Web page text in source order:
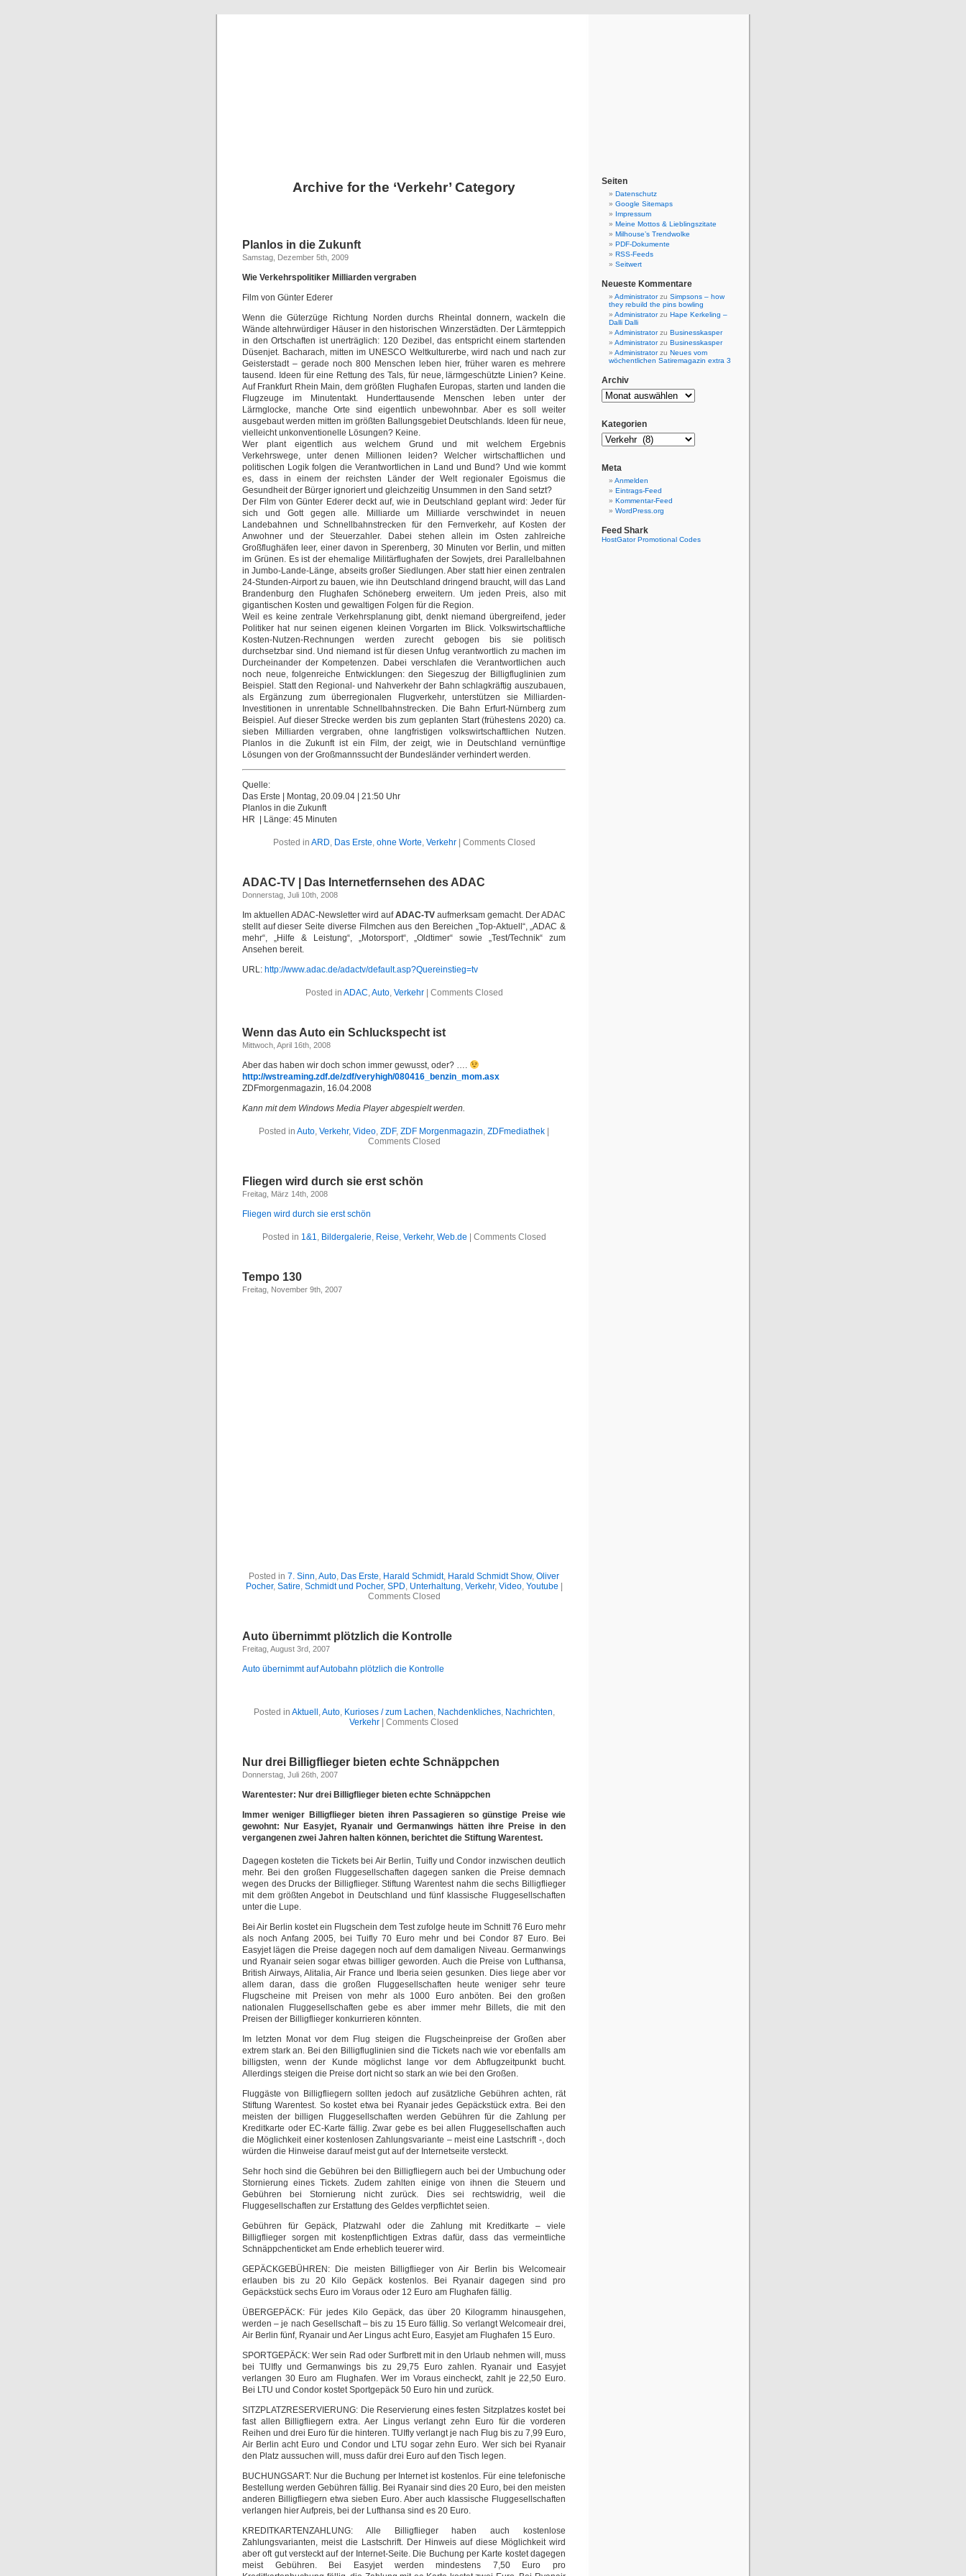
Archive for the ‘Verkehr’ Category
Planlos in die Zukunft
Samstag, Dezember 5th, 2009
Wie Verkehrspolitiker Milliarden vergraben
Film von Günter Ederer
Wenn die Güterzüge Richtung Norden durchs Rheintal donnern, wackeln die
Wände altehrwürdiger Häuser in den historischen Winzerstädten. Der Lärmteppich
in den Ortschaften ist unerträglich: 120 Dezibel, das entspricht einem startenden
Düsenjet. Bacharach, mitten im UNESCO Weltkulturerbe, wird nach und nach zur
Geisterstadt – gerade noch 800 Menschen leben hier, früher waren es mehrere
tausend. Ideen für eine Rettung des Tals, für neue, lärmgeschützte Linien? Keine.
Auf Frankfurt Rhein Main, dem größten Flughafen Europas, starten und landen die
Flugzeuge im Minutentakt. Hunderttausende Menschen leben unter der
Lärmglocke, manche Orte sind eigentlich unbewohnbar. Aber es soll weiter
ausgebaut werden mitten im größten Ballungsgebiet Deutschlands. Ideen für neue,
vielleicht unkonventionelle Lösungen? Keine.
Wer plant eigentlich aus welchem Grund und mit welchem Ergebnis
Verkehrswege, unter denen Millionen leiden? Welcher wirtschaftlichen und
politischen Logik folgen die Verantwortlichen in Land und Bund? Und wie kommt
es, dass in einem der reichsten Länder der Welt regionaler Egoismus die
Gesundheit der Bürger ignoriert und gleichzeitig Unsummen in den Sand setzt?
Der Film von Günter Ederer deckt auf, wie in Deutschland geplant wird: Jeder für
sich und Gott gegen alle. Milliarde um Milliarde verschwindet in neuen
Landebahnen und Schnellbahnstrecken für den Fernverkehr, auf Kosten der
Anwohner und der Steuerzahler. Dabei stehen allein im Osten zahlreiche
Großflughäfen leer, einer davon in Sperenberg, 30 Minuten vor Berlin, und mitten
im Grünen. Es ist der ehemalige Militärflughafen der Sowjets, drei Parallelbahnen
in Jumbo-Lande-Länge, abseits großer Siedlungen. Aber statt hier einen zentralen
24-Stunden-Airport zu bauen, wie ihn Deutschland dringend braucht, will das Land
Brandenburg den Flughafen Schöneberg erweitern. Um jeden Preis, also mit
gigantischen Kosten und gewaltigen Folgen für die Region.
Weil es keine zentrale Verkehrsplanung gibt, denkt niemand übergreifend, jeder
Politiker hat nur seinen eigenen kleinen Vorgarten im Blick. Volkswirtschaftliche
Kosten-Nutzen-Rechnungen werden zurecht gebogen bis sie politisch
durchsetzbar sind. Und niemand ist für diesen Unfug verantwortlich zu machen im
Durcheinander der Kompetenzen. Dabei verschlafen die Verantwortlichen auch
noch neue, folgenreiche Entwicklungen: den Siegeszug der Billigfluglinien zum
Beispiel. Statt den Regional- und Nahverkehr der Bahn schlagkräftig auszubauen,
als Ergänzung zum überregionalen Flugverkehr, unterstützen sie Milliarden-
Investitionen in unrentable Schnellbahnstrecken. Die Bahn Erfurt-Nürnberg zum
Beispiel. Auf dieser Strecke werden bis zum geplanten Start (frühestens 2020) ca.
sieben Milliarden vergraben, ohne langfristigen volkswirtschaftlichen Nutzen.
Planlos in die Zukunft ist ein Film, der zeigt, wie in Deutschland vernünftige
Lösungen von der Großmannssucht der Bundesländer verhindert werden.
Quelle:
Das Erste | Montag, 20.09.04 | 21:50 Uhr
Planlos in die Zukunft
HR | Länge: 45 Minuten
Posted in ARD, Das Erste, ohne Worte, Verkehr| Comments Closed
ADAC-TV | Das Internetfernsehen des ADAC
Donnerstag, Juli 10th, 2008
Im aktuellen ADAC-Newsletter wird aufADAC-TV aufmerksam gemacht. Der ADAC
stellt auf dieser Seite diverse Filmchen aus den Bereichen „Top-Aktuell“,„ADAC &
mehr“,
„Hilfe & Leistung“, „Motorsport“, „Oldtimer“ sowie „Test/Technik“ zum
Ansehen bereit.
URL: http://www.adac.de/adactv/default.asp?Quereinstieg=tv
Posted in ADAC,Auto, Verkehr| Comments Closed
Wenn das Auto ein Schluckspecht ist
Mittwoch, April 16th, 2008
Aber das haben wir doch schon immer gewusst, oder? ….
http://wstreaming.zdf.de/zdf/veryhigh/080416_benzin_mom.asx
ZDFmorgenmagazin, 16.04.2008
Kann mit dem Windows Media Player abgespielt werden.
Posted in Auto, Verkehr, Video, ZDF, ZDF Morgenmagazin, ZDFmediathek
Comments Closed
Fliegen wird durch sie erst schön
Freitag, März 14th, 2008
Fliegen wird durch sie erst schön
Posted in 1&1, Bildergalerie, Reise, Verkehr, Web.de Comments Closed
Tempo 130
Freitag, November 9th, 2007
Posted in 7. Sinn,Auto, Das Erste, Harald Schmidt, Harald Schmidt Show, Oliver
Pocher, Satire, Schmidt und Pocher, SPD, Unterhaltung, Verkehr, Video, Youtube
Comments Closed
Auto übernimmt plötzlich die Kontrolle
Freitag, August 3rd, 2007
Auto übernimmt auf Autobahn plötzlich die Kontrolle
Posted in Aktuell ,Auto, Kurioses / zum Lachen, Nachdenkliches, Nachrichten,
Verkehr
Comments Closed
Nur drei Billigflieger bieten echte Schnäppchen
Donnerstag, Juli 26th, 2007
Warentester: Nur drei Billigflieger bieten echte Schnäppchen
Immer weniger Billigflieger bieten ihren Passagieren so günstige Preise wie
gewohnt: Nur Easyjet, Ryanair und Germanwings hätten ihre Preise in den
vergangenen zwei Jahren halten können, berichtet die Stiftung Warentest.
Dagegen kosteten die Tickets bei Air Berlin, Tuifly und Condor inzwischen deutlich
mehr. Bei den großen Fluggesellschaften dagegen sanken die Preise demnach
wegen des Drucks der Billigflieger. Stiftung Warentest nahm die sechs Billigflieger
mit dem größten Angebot in Deutschland und fünf klassische Fluggesellschaften
unter die Lupe.
Bei Air Berlin kostet ein Flugschein dem Test zufolge heute im Schnitt 76 Euro mehr
als noch Anfang 2005, bei Tuifly 70 Euro mehr und bei Condor 87 Euro. Bei
Easyjet lägen die Preise dagegen noch auf dem damaligen Niveau. Germanwings
und Ryanair seien sogar etwas billiger geworden. Auch die Preise von Lufthansa,
British Airways, Alitalia, Air France und Iberia seien gesunken. Dies liege aber vor
allem daran, dass die großen Fluggesellschaften heute weniger sehr teure
Flugscheine mit Preisen von mehr als 1000 Euro anböten. Bei den großen
nationalen Fluggesellschaften gebe es aber immer mehr Billets, die mit den
Preisen der Billigflieger konkurrieren könnten.
Im letzten Monat vor dem Flug steigen die Flugscheinpreise der Großen aber
extrem stark an. Bei den Billigfluglinien sind die Tickets nach wie vor ebenfalls am
billigsten, wenn der Kunde möglichst lange vor dem Abflugzeitpunkt bucht.
Allerdings steigen die Preise dort nicht so stark an wie bei den Großen.
Fluggäste von Billigfliegern sollten jedoch auf zusätzliche Gebühren achten, rät
Stiftung Warentest. So kostet etwa bei Ryanair jedes Gepäckstück extra. Bei den
meisten der billigen Fluggesellschaften werden Gebühren für die Zahlung per
Kreditkarte oder EC-Karte fällig. Zwar gebe es bei allen Fluggesellschaften auch
die Möglichkeit einer kostenlosen Zahlungsvariante – meist eine Lastschrift -, doch
würden die Hinweise darauf meist gut auf der Internetseite versteckt.
Sehr hoch sind die Gebühren bei den Billigfliegern auch bei der Umbuchung oder
Stornierung eines Tickets. Zudem zahlten einige von ihnen die Steuern und
Gebühren bei Stornierung nicht zurück. Dies sei rechtswidrig, weil die
Fluggesellschaften zur Erstattung des Geldes verpflichtet seien.
Gebühren für Gepäck, Platzwahl oder die Zahlung mit Kreditkarte – viele
Billigflieger sorgen mit kostenpflichtigen Extras dafür, dass das vermeintliche
Schnäppchenticket am Ende erheblich teuerer wird.
GEPÄCKGEBÜHREN: Die meisten Billigflieger von Air Berlin bis Welcomeair
erlauben bis zu 20 Kilo Gepäck kostenlos. Bei Ryanair dagegen sind pro
Gepäckstück sechs Euro im Voraus oder 12 Euro am Flughafen fällig.
ÜBERGEPÄCK: Für jedes Kilo Gepäck, das über 20 Kilogramm hinausgehen,
werden – je nach Gesellschaft – bis zu 15 Euro fällig. So verlangt Welcomeair drei,
Air Berlin fünf, Ryanair und Aer Lingus acht Euro, Easyjet am Flughafen 15 Euro.
SPORTGEPÄCK: Wer sein Rad oder Surfbrett mit in den Urlaub nehmen will, muss
bei TUIfly und Germanwings bis zu 29,75 Euro zahlen. Ryanair und Easyjet
verlangen 30 Euro am Flughafen. Wer im Voraus eincheckt, zahlt je 22,50 Euro.
Bei LTU und Condor kostet Sportgepäck 50 Euro hin und zurück.
SITZPLATZRESERVIERUNG: Die Reservierung eines festen Sitzplatzes kostet bei
fast allen Billigfliegern extra. Aer Lingus verlangt zehn Euro für die vorderen
Reihen und drei Euro für die hinteren. TUIfly verlangt je nach Flug bis zu 7,99 Euro,
Air Berlin acht Euro und Condor und LTU sogar zehn Euro. Wer sich bei Ryanair
den Platz aussuchen will, muss dafür drei Euro auf den Tisch legen.
BUCHUNGSART: Nur die Buchung per Internet ist kostenlos. Für eine telefonische
Bestellung werden Gebühren fällig. Bei Ryanair sind dies 20 Euro, bei den meisten
anderen Billigfliegern etwa sieben Euro. Aber auch klassische Fluggesellschaften
verlangen hier Aufpreis, bei der Lufthansa sind es 20 Euro.
KREDITKARTENZAHLUNG: Alle Billigflieger haben auch kostenlose
Zahlungsvarianten, meist die Lastschrift. Der Hinweis auf diese Möglichkeit wird
aber oft gut versteckt auf der Internet-Seite. Die Buchung per Karte kostet dagegen
meist Gebühren. Bei Easyjet werden mindestens 7,50 Euro pro
Seiten
Datenschutz
Google Sitemaps
Impressum
Meine Mottos & Lieblingszitate
Milhouse’s Trendwolke
PDF-Dokumente
RSS-Feeds
Seitwert
Neueste Kommentare
Administratorzu Simpsons – how
they rebuild the pins bowling
Administratorzu Hape Kerkeling –
Dalli Dalli
Administratorzu Businesskasper
Administratorzu Businesskasper
Administratorzu Neues vom
wöchentlichen Satiremagazin extra 3
Archiv
Kategorien
Meta
Anmelden
Eintrags-Feed
Kommentar-Feed
WordPress.org
Feed Shark
HostGator Promotional Codes